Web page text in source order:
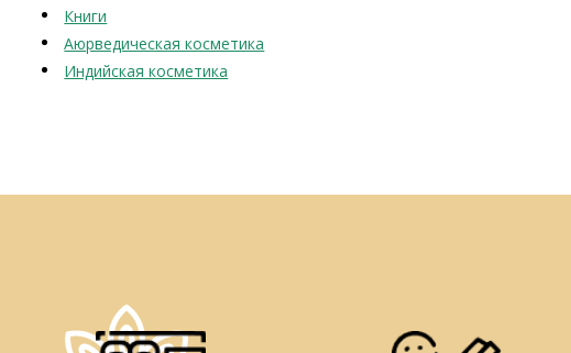
Книги
Аюрведическая косметика
Индийская косметика